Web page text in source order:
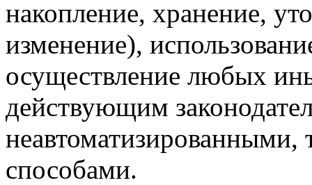
накопление, хранение,
изменение),
осуществление любых
действующим
неавтоматизированными,
способами.